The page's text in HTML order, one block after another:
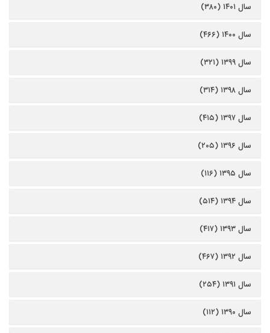
سال ۱۴۰۱ (۳۸۰)
سال ۱۴۰۰ (۴۶۶)
سال ۱۳۹۹ (۳۲۱)
سال ۱۳۹۸ (۳۱۴)
سال ۱۳۹۷ (۴۱۵)
سال ۱۳۹۶ (۲۰۵)
سال ۱۳۹۵ (۱۱۶)
سال ۱۳۹۴ (۵۱۴)
سال ۱۳۹۳ (۴۱۷)
سال ۱۳۹۲ (۴۶۷)
سال ۱۳۹۱ (۲۵۴)
سال ۱۳۹۰ (۱۱۲)